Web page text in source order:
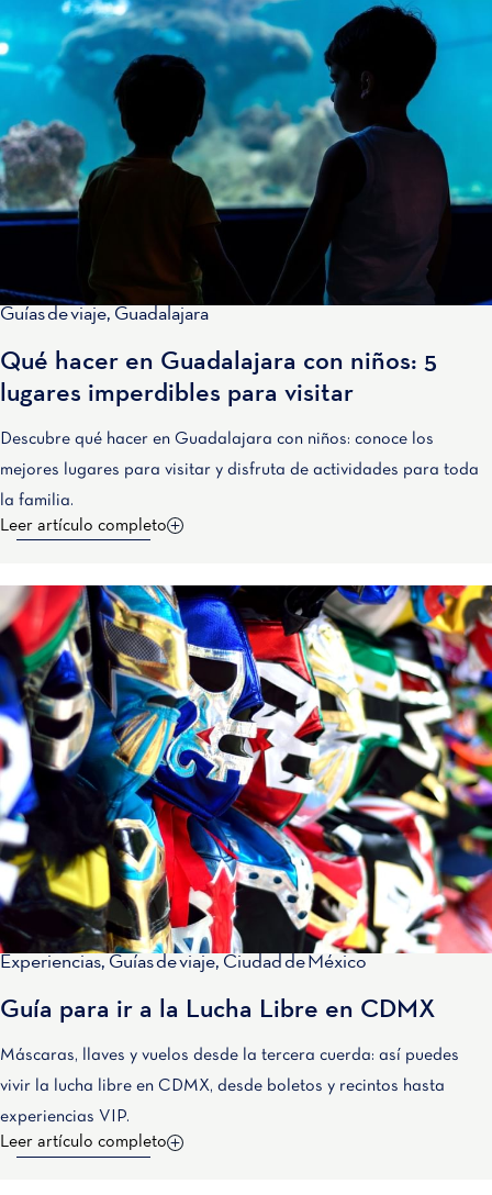
Guías de viaje, Guadalajara
Qué hacer en Guadalajara con niños: 5
lugares imperdibles para visitar
Descubre qué hacer en Guadalajara con niños: conoce los
mejores lugares para visitar y disfruta de actividades para toda
la familia.
Leer artículo completo
Experiencias, Guías de viaje, Ciudad de México
Guía para ir a la Lucha Libre en CDMX
Máscaras, llaves y vuelos desde la tercera cuerda: así puedes
vivir la lucha libre en CDMX, desde boletos y recintos hasta
experiencias VIP.
Leer artículo completo